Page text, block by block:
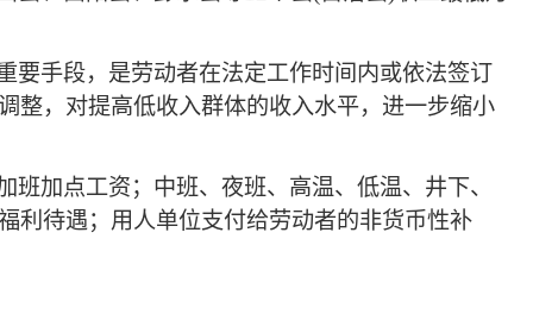
手段，是劳动者在法定工作时间内或依法签订
整，对提高低收入群体的收入水平，进一步缩小
加点工资；中班、夜班、高温、低温、井下、
利待遇；用人单位支付给劳动者的非货币性补